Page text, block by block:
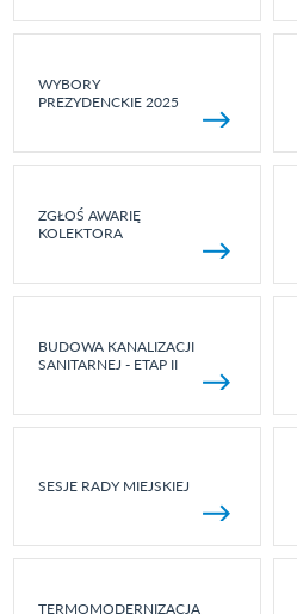
WYBORY
PREZYDENCKIE 2025
ZGŁOŚ AWARIĘ
KOLEKTORA
BUDOWA KANALIZACJI
SANITARNEJ - ETAP II
SESJE RADY MIEJSKIEJ
TERMOMODERNIZACJA